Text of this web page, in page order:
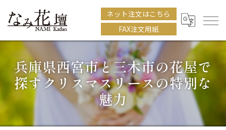
ネット注文はこちら
FAX注文用紙
兵庫県西宮市と三木市の花屋で
探すクリスマスリースの特別な
魅力